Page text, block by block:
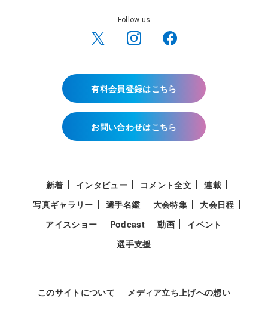
Follow us
有料会員登録はこちら
お問い合わせはこちら
新着 インタビュー コメント全文
連載
写真ギャラリー
選手名鑑 大会特集
大会日程
アイスショー
Podcast 動画
イベント
選手支援
このサイトについて メディア立ち上げへの想い